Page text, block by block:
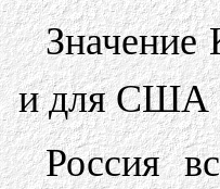
Значение
и для США
Россия